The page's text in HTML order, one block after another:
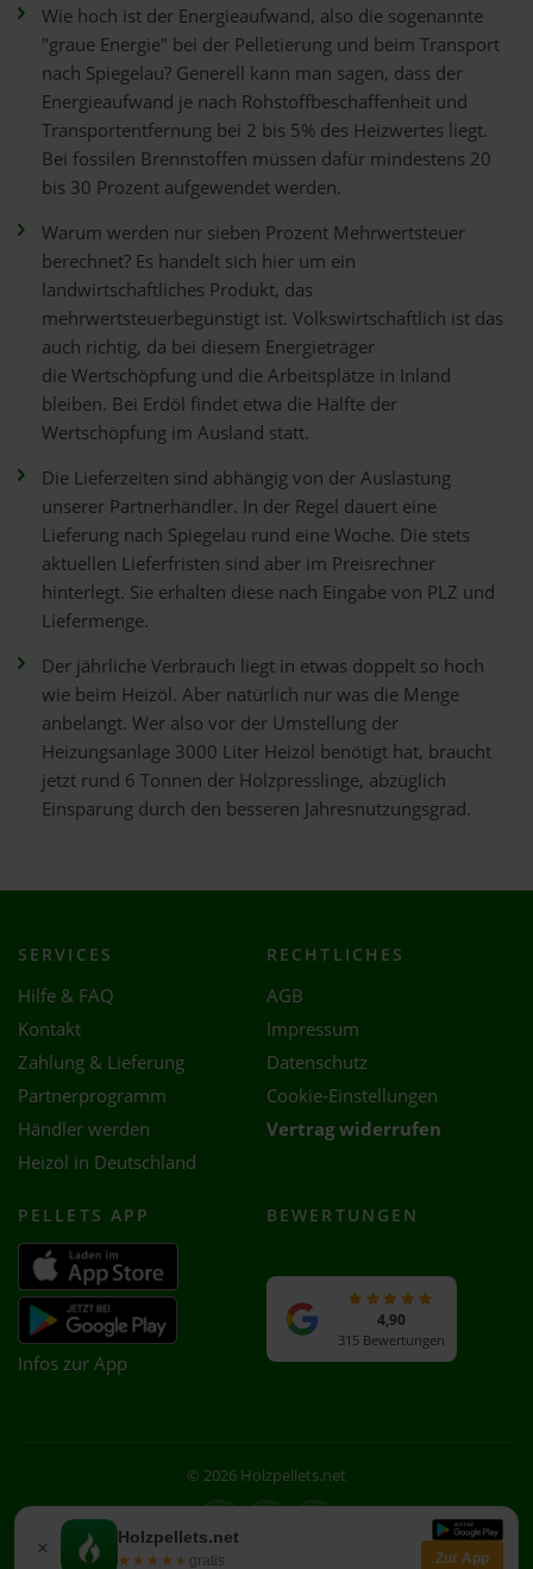
Wie hoch ist der Energieaufwand, also die sogenannte
"graue Energie" bei der Pelletierung und beim Transport
nach Spiegelau? Generell kann man sagen, dass der
Energieaufwand je nach Rohstoffbeschaffenheit und
Transportentfernung bei 2 bis 5% des Heizwertes liegt.
Bei fossilen Brennstoffen müssen dafür mindestens 20
bis 30 Prozent aufgewendet werden.
Warum werden nur sieben Prozent Mehrwertsteuer
berechnet? Es handelt sich hier um ein
landwirtschaftliches Produkt, das
mehrwertsteuerbegünstigt ist. Volkswirtschaftlich ist das
auch richtig, da bei diesem Energieträger
die Wertschöpfung und die Arbeitsplätze in Inland
bleiben. Bei Erdöl findet etwa die Hälfte der
Wertschöpfung im Ausland statt.
Die Lieferzeiten sind abhängig von der Auslastung
unserer Partnerhändler. In der Regel dauert eine
Lieferung nach Spiegelau rund eine Woche. Die stets
aktuellen Lieferfristen sind aber im Preisrechner
hinterlegt. Sie erhalten diese nach Eingabe von PLZ und
Liefermenge.
Der jährliche Verbrauch liegt in etwas doppelt so hoch
wie beim Heizöl. Aber natürlich nur was die Menge
anbelangt. Wer also vor der Umstellung der
Heizungsanlage 3000 Liter Heizöl benötigt hat, braucht
jetzt rund 6 Tonnen der Holzpresslinge, abzüglich
Einsparung durch den besseren Jahresnutzungsgrad.
× Holzpellets.net
★★★★★
★★★★★ gratis Zur App
SERVICES
Hilfe & FAQ
Kontakt
Zahlung & Lieferung
Partnerprogramm
Händler werden
Heizöl in Deutschland
RECHTLICHES
AGB
Impressum
Datenschutz
Cookie-Einstellungen
Vertrag widerrufen
PELLETS APP
Infos zur App
BEWERTUNGEN
4,90
315 Bewertungen
© 2026 Holzpellets.net
Facebook